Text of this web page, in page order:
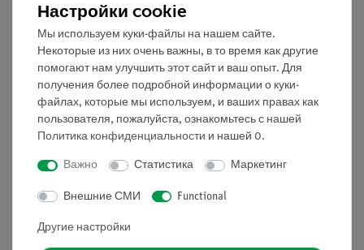
Полный комплект оборудования в дополнение к
DEMO Базовый комплект Возобновляемые
источники энергии
Оборудование хранится в прочном алюминиевом
кейсе со съемной крышкой
Пенопластовая вставка для быстрого контроля
комплектности и безопасной транспортировки
набора
обучения благодаря цифровым описаниям
экспериментов, приложенным в виде QR-кодов
Настройки cookie
Мы используем куки-файлы на нашем сайте.
Некоторые из них очень важны, в то время как другие
помогают нам улучшить этот сайт и ваш опыт. Для
получения более подробной информации о куки-
файлах, которые мы используем, и ваших правах как
пользователя, пожалуйста, ознакомьтесь с нашей
Политика конфиденциальности и нашей 0.
Важно Статистика Маркетинг
Внешние СМИ Functional
Другие настройки